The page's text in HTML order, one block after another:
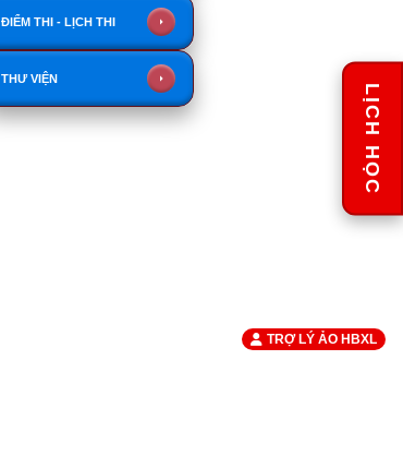
ĐIỂM THI - LỊCH THI
THƯ VIỆN
LỊCH HỌC
TRỢ LÝ ẢO HBXL